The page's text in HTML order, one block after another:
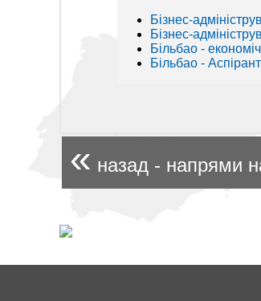
Бізнес-
Бізнес-
Більбао -
Більбао -
« назад - напрями